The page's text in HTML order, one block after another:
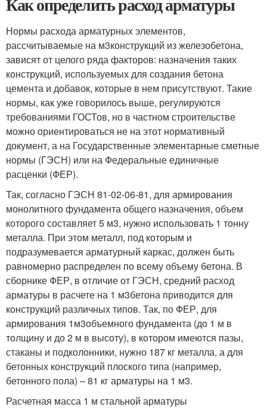
Нормы расхода арматурных элементов,
рассчитываемые на м3конструкций из железобетона,
зависят от целого ряда факторов: назначения таких
конструкций, используемых для создания бетона
цемента и добавок, которые в нем присутствуют. Такие
нормы, как уже говорилось выше, регулируются
требованиями ГОСТов, но в частном строительстве
можно ориентироваться не на этот нормативный
документ, а на Государственные элементарные сметные
нормы (ГЭСН) или на Федеральные единичные
расценки (ФЕР).
Так, согласно ГЭСН 81-02-06-81, для армирования
монолитного фундамента общего назначения, объем
которого составляет 5 м3, нужно использовать 1 тонну
металла. При этом металл, под которым и
подразумевается арматурный каркас, должен быть
равномерно распределен по всему объему бетона. В
сборнике ФЕР, в отличие от ГЭСН, средний расход
арматуры в расчете на 1 м3бетона приводится для
конструкций различных типов. Так, по ФЕР, для
армирования 1м3объемного фундамента (до 1 м в
толщину и до 2 м в высоту), в котором имеются пазы,
стаканы и подколонники, нужно 187 кг металла, а для
бетонных конструкций плоского типа (например,
бетонного пола) – 81 кг арматуры на 1 м3.
Расчетная масса 1 м стальной арматуры